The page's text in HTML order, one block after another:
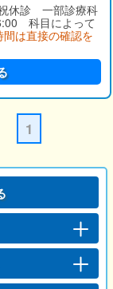
休診 一部診療科
科目によって
は直接の確認を
1